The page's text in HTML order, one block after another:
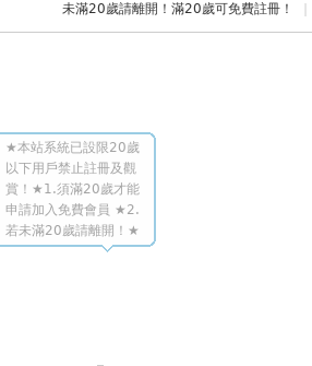
★本站系統已設限20歲
以下用戶禁止註冊及觀
賞！★1.須滿20歲才能
申請加入免費會員 ★2.
若未滿20歲請離開！★
未滿20歲請離開！滿20歲可免費註冊！